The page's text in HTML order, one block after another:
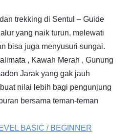
trekking di Sentul – Guide
yang naik turun, melewati
bisa juga menyusuri sungai.
, Kawah Merah , Gunung
Jarak yang gak jauh
nilai lebih bagi pengunjung
bersama teman-teman
BASIC / BEGINNER